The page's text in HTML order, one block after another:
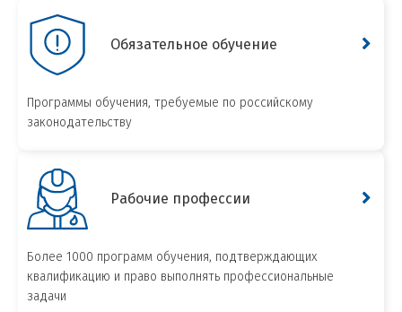
Обязательное обучение
Программы обучения, требуемые по российскому
законодательству
Рабочие профессии
Более 1000 программ обучения, подтверждающих
квалификацию и право выполнять профессиональные
задачи